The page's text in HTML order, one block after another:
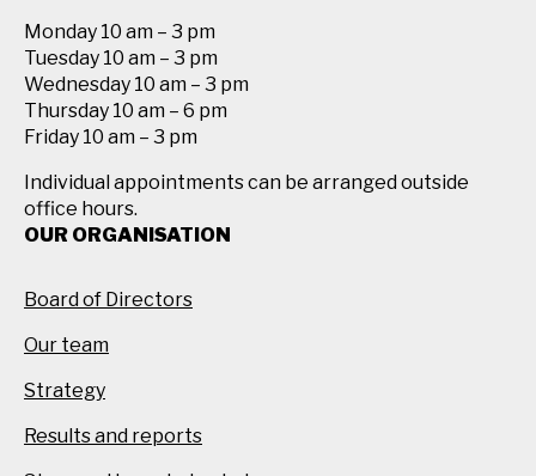
Monday 10 am – 3 pm
Tuesday 10 am – 3 pm
Wednesday 10 am – 3 pm
Thursday 10 am – 6 pm
Friday 10 am – 3 pm
Individual appointments can be arranged outside
office hours.
OUR ORGANISATION
Board of Directors
Our team
Strategy
Results and reports